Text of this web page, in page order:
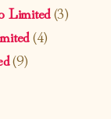
Limited(3)
(4)
(9)